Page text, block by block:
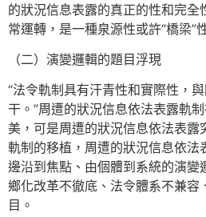
的狀況信息表露的真正的性和完全
常運轉，是一種泉源性或許“橋梁”
（二）演變邏輯的題目浮現
“法令軌制具有汗青性和實際性，
干。”周遭的狀況信息依法表露軌
美，可是周遭的狀況信息依法表露
軌制的移植，周遭的狀況信息依法
邊沿到焦點、由個體到系統的演變
鄉化改革不徹底、法令體系不兼容
目。